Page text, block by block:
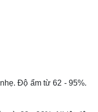
Độ ẩm từ 62 - 95%.